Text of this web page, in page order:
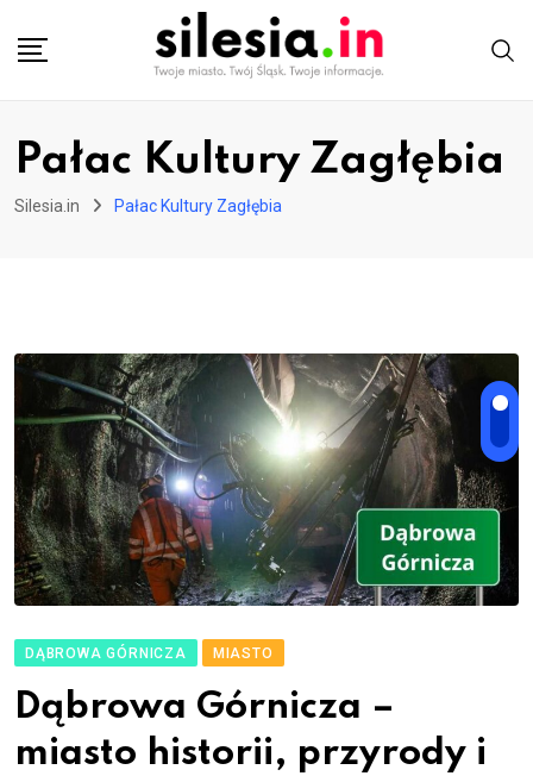
Pałac Kultury Zagłębia
Silesia.in Pałac Kultury Zagłębia
DĄBROWA GÓRNICZA MIASTO
Dąbrowa Górnicza –
miasto historii, przyrody i